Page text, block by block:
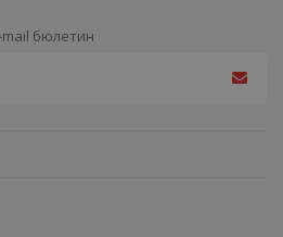
бюлетин